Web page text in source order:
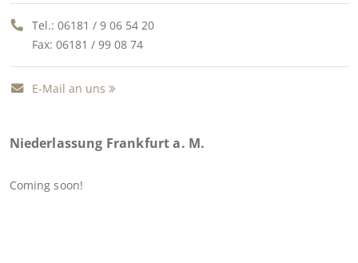
Tel.: 06181 / 9 06 54 20
Fax: 06181 / 99 08 74
E-Mail an uns
Niederlassung Frankfurt a. M.
Coming soon!